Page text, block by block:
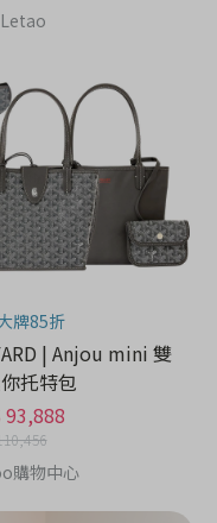
牌85折
| Anjou mini 雙
托特包
93,888
購物中心